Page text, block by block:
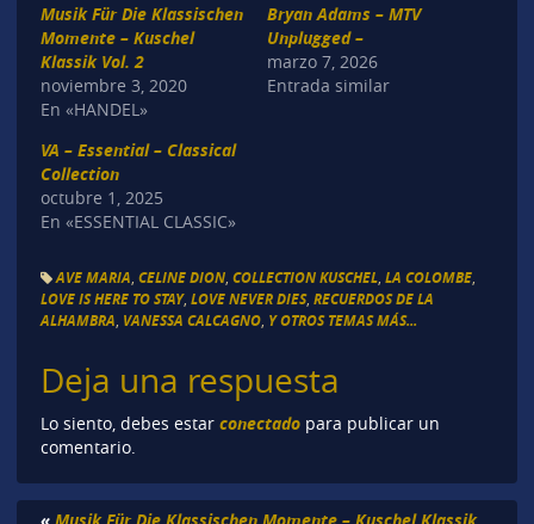
Musik Für Die Klassischen
Momente – Kuschel
Klassik Vol. 2
noviembre 3, 2020
En «HANDEL»
Bryan Adams – MTV
Unplugged –
marzo 7, 2026
Entrada similar
VA – Essential – Classical
Collection
octubre 1, 2025
En «ESSENTIAL CLASSIC»
AVE MARIA CELINE DION, COLLECTION KUSCHEL, LA COLOMBE,
LOVE IS HERE TO STAY, LOVE NEVER DIES, RECUERDOS DE LA
ALHAMBRA VANESSA CALCAGNO, Y OTROS TEMAS MÁS...
Deja una respuesta
Lo siento, debes estar conectadopara publicar un
comentario.